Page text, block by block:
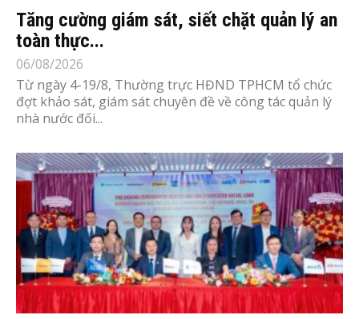
Tăng cường giám sát, siết chặt quản lý an
toàn thực...
06/08/2026
Từ ngày 4-19/8, Thường trực HĐND TPHCM tổ chức
đợt khảo sát, giám sát chuyên đề về công tác quản lý
nhà nước đối...